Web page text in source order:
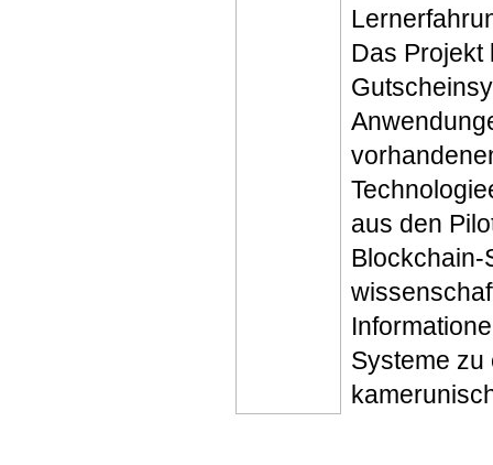
Das Projekt
aus den
Blockchain-
Systeme